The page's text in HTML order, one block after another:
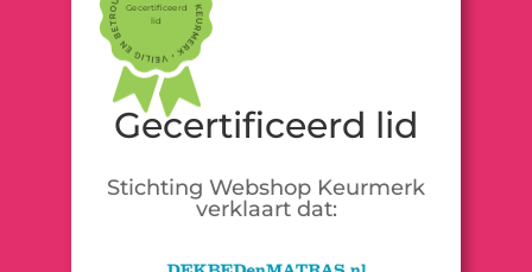
Gecertificeerd
lid
Gecertificeerd lid
Stichting Webshop Keurmerk
verklaart dat: